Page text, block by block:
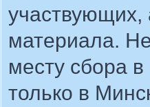
участвующих,
материала.
месту сбора
только в